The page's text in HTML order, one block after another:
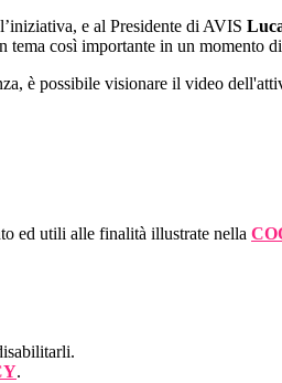
e al Presidente di AVIS
così importante in un momento
è possibile visionare il video
ed utili alle finalità illustrate nella
.